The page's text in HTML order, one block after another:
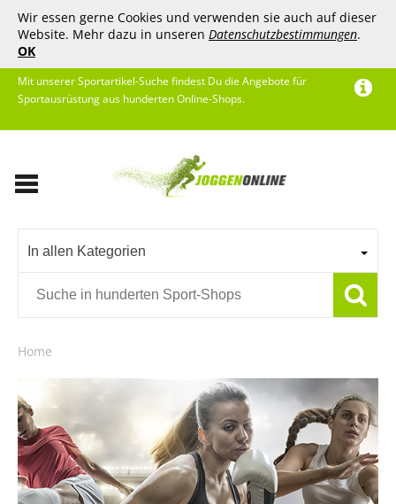
Wir essen gerne Cookies und verwenden sie auch auf dieser
Website. Mehr dazu in unseren Datenschutzbestimmungen.
OK
Mit unserer Sportartikel-Suche findest Du die Angebote für
Sportausrüstung aus hunderten Online-Shops.
In allen Kategorien
Home